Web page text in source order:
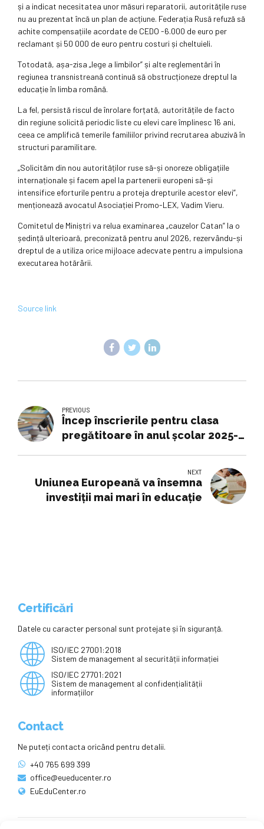
și a indicat necesitatea unor măsuri reparatorii, autoritățile ruse
nu au prezentat încă un plan de acțiune. Federația Rusă refuză să
achite compensațiile acordate de CEDO -6.000 de euro per
reclamant și 50 000 de euro pentru costuri și cheltuieli.
Totodată, așa-zisa „lege a limbilor” și alte reglementări în
regiunea transnistreană continuă să obstrucționeze dreptul la
educație în limba română.
La fel, persistă riscul de înrolare forțată, autoritățile de facto
din regiune solicită periodic liste cu elevi care împlinesc 16 ani,
ceea ce amplifică temerile familiilor privind recrutarea abuzivă în
structuri paramilitare.
„Solicităm din nou autorităților ruse să-și onoreze obligațiile
internaționale și facem apel la partenerii europeni să-și
intensifice eforturile pentru a proteja drepturile acestor elevi”,
menționează avocatul Asociației Promo-LEX, Vadim Vieru.
Comitetul de Miniștri va relua examinarea „cauzelor Catan” la o
ședință ulterioară, preconizată pentru anul 2026, rezervându-și
dreptul de a utiliza orice mijloace adecvate pentru a impulsiona
executarea hotărârii.
Source link
PREVIOUS
Încep înscrierile pentru clasa
pregătitoare în anul școlar 2025-
NEXT
Uniunea Europeană va însemna
investiții mai mari în educație
Certificări
Datele cu caracter personal sunt protejate și în siguranță.
ISO/IEC 27001:2018
Sistem de management al securității informației
ISO/IEC 27701:2021
Sistem de management al confidențialității
informațiilor
Contact
Ne puteți contacta oricând pentru detalii.
+40 765 699 399
office@eueducenter.ro
EuEduCenter.ro